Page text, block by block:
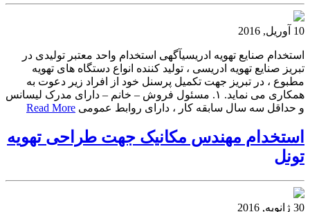
10 آوریل, 2016
استخدام صنایع تهویه ادریسیآگهی استخدام واحد معتبر تولیدی در
تبریز صنایع تهویه ادریسی ، تولید کننده انواع دستگاه های تهویه
مطبوع ، در تبریز جهت تکمیل پرسنل خود از افراد زیر دعوت به
همکاری می نماید. ۱. مسئول فروش – خانم – دارای مدرک لیسانس
و حداقل سه سال سابقه کار ، دارای روابط عمومی Read More
استخدام مهندس مکانیک جهت طراحی تهویه
تونل
30 ژانویه, 2016